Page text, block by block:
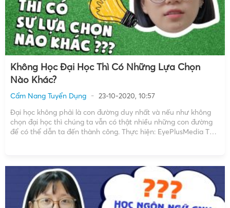
Không Học Đại Học Thì Có Những Lựa Chọn
Nào Khác?
Cẩm Nang Tuyển Dụng
23-10-2020, 10:57
Đại học không phải là con đường duy nhất và nếu như không
chọn đại học thì chúng ta vẫn có thật nhiều những con đường
để có thể dẫn ta đến thành công. Thực hiện: EyePlusMedia Thời